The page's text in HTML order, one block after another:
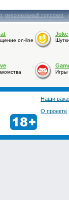
,персональный гороскоп,
on-line
Joke
Игры
Наши
О проекте